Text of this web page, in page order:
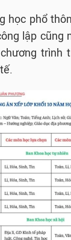
học phổ
lập cũng
trình